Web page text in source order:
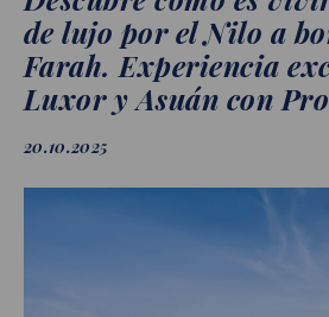
de lujo por el Nilo a
Farah. Experiencia
Luxor y Asuán con
20.10.2025